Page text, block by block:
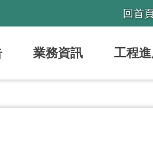
回首
業務資訊 工程